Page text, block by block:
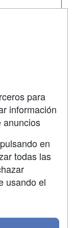
EN:
para
información
anuncios
en
todas las
usando el